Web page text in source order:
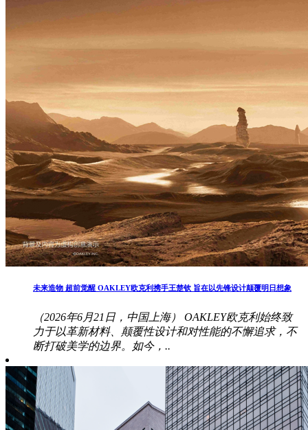
未来造物 超前觉醒 OAKLEY欧克利携手王楚钦 旨在以先锋设计颠覆明日想象
（2026年6月21日，中国上海） OAKLEY欧克利始终致
力于以革新材料、颠覆性设计和对性能的不懈追求，不
断打破美学的边界。如今，..